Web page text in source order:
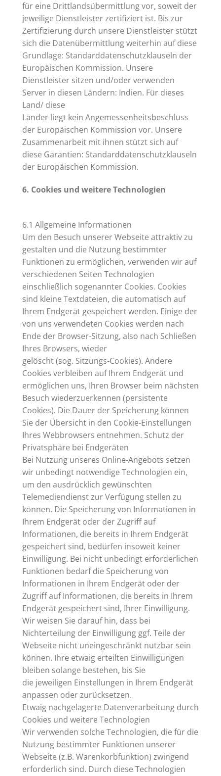
für eine Drittlandsübermittlung vor, soweit der
jeweilige Dienstleister zertifiziert ist. Bis zur
Zertifizierung durch unsere Dienstleister stützt
sich die Datenübermittlung weiterhin auf diese
Grundlage: Standarddatenschutzklauseln der
Europäischen Kommission. Unsere
Dienstleister sitzen und/oder verwenden
Server in diesen Ländern: Indien. Für dieses
Land/ diese
Länder liegt kein Angemessenheitsbeschluss
der Europäischen Kommission vor. Unsere
Zusammenarbeit mit ihnen stützt sich auf
diese Garantien: Standarddatenschutzklauseln
der Europäischen Kommission.
6. Cookies und weitere Technologien
6.1 Allgemeine Informationen
Um den Besuch unserer Webseite attraktiv zu
gestalten und die Nutzung bestimmter
Funktionen zu ermöglichen, verwenden wir auf
verschiedenen Seiten Technologien
einschließlich sogenannter Cookies. Cookies
sind kleine Textdateien, die automatisch auf
Ihrem Endgerät gespeichert werden. Einige der
von uns verwendeten Cookies werden nach
Ende der Browser-Sitzung, also nach Schließen
Ihres Browsers, wieder
gelöscht (sog. Sitzungs-Cookies). Andere
Cookies verbleiben auf Ihrem Endgerät und
ermöglichen uns, Ihren Browser beim nächsten
Besuch wiederzuerkennen (persistente
Cookies). Die Dauer der Speicherung können
Sie der Übersicht in den Cookie-Einstellungen
Ihres Webbrowsers entnehmen. Schutz der
Privatsphäre bei Endgeräten
Bei Nutzung unseres Online-Angebots setzen
wir unbedingt notwendige Technologien ein,
um den ausdrücklich gewünschten
Telemediendienst zur Verfügung stellen zu
können. Die Speicherung von Informationen in
Ihrem Endgerät oder der Zugriff auf
Informationen, die bereits in Ihrem Endgerät
gespeichert sind, bedürfen insoweit keiner
Einwilligung. Bei nicht unbedingt erforderlichen
Funktionen bedarf die Speicherung von
Informationen in Ihrem Endgerät oder der
Zugriff auf Informationen, die bereits in Ihrem
Endgerät gespeichert sind, Ihrer Einwilligung.
Wir weisen Sie darauf hin, dass bei
Nichterteilung der Einwilligung ggf. Teile der
Webseite nicht uneingeschränkt nutzbar sein
können. Ihre etwaig erteilten Einwilligungen
bleiben solange bestehen, bis Sie
die jeweiligen Einstellungen in Ihrem Endgerät
anpassen oder zurücksetzen.
Etwaig nachgelagerte Datenverarbeitung durch
Cookies und weitere Technologien
Wir verwenden solche Technologien, die für die
Nutzung bestimmter Funktionen unserer
Webseite (z.B. Warenkorbfunktion) zwingend
erforderlich sind. Durch diese Technologien